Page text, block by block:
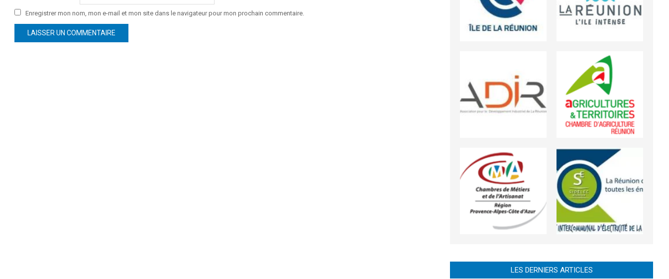
Enregistrer mon nom, mon e-mail et mon site dans le navigateur pour mon prochain commentaire.
LES DERNIERS ARTICLES